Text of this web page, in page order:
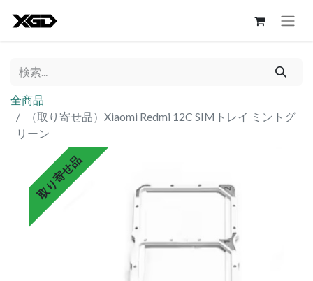
全商品
（取り寄せ品）Xiaomi Redmi 12C SIMトレイ ミントグ
リーン
取り寄せ品